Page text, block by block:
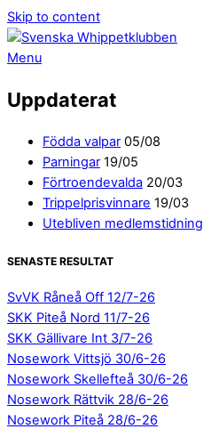
Skip to content
Menu
Uppdaterat
Födda valpar 05/08
Parningar 19/05
Förtroendevalda 20/03
Trippelprisvinnare 19/03
Utebliven medlemstidning
SENASTE RESULTAT
SvVK Råneå Off 12/7-26
SKK Piteå Nord 11/7-26
SKK Gällivare Int 3/7-26
Nosework Vittsjö 30/6-26
Nosework Skellefteå 30/6-26
Nosework Rättvik 28/6-26
Nosework Piteå 28/6-26